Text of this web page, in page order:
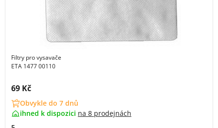
Filtry pro vysavače
ETA 1477 00110
Cena s DPH:
69 Kč
Obvykle do 7 dnů
ihned k dispozici na 8 prodejnách